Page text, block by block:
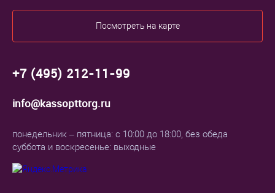
Посмотреть на карте
+7 (495) 212-11-99
info@kassopttorg.ru
понедельник – пятница: с 10:00 до 18:00, без обеда
суббота и воскресенье: выходные